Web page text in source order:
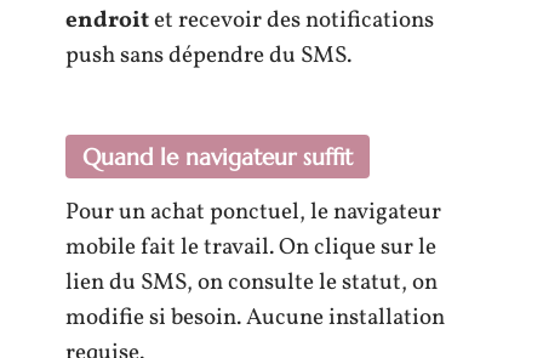
endroitet recevoir des notifications
push sans dépendre du SMS.
Quand le navigateur suffit
Pour un achat ponctuel, le navigateur
mobile fait le travail. On clique sur le
lien du SMS, on consulte le statut, on
modifie si besoin. Aucune installation